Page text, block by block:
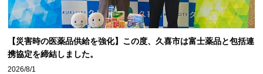
【災害時の医薬品供給を強化】この度、久喜市は富士薬品と包括連
携協定を締結しました。
2026/8/1